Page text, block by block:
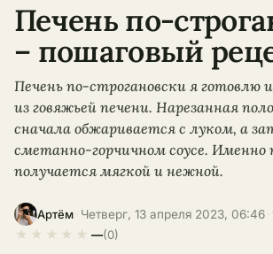
Печень по-
– пошаговый
Печень по-строгановски я готовлю
из говяжьей печени. Нарезанная
сначала обжаривается с луком, а
сметанно-горчичном соусе. Именно
получается мягкой и нежной.
Артём Четверг, 13 апреля 2023, 06:46
★ ★ ★ ★ ★ —(0)